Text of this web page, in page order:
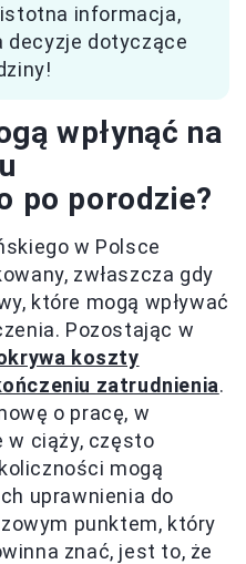
informacja,
decyzje dotyczące
wpłynąć na
po porodzie?
w Polsce
zwłaszcza gdy
które mogą wpływać
Pozostając w
koszty
zatrudnienia.
o pracę, w
w ciąży, często
mogą
uprawnienia do
punktem, który
znać, jest to, że